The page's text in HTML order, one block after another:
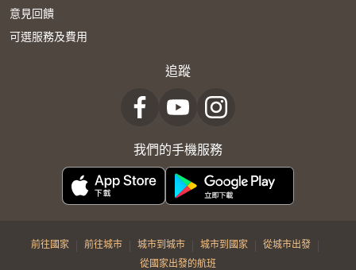
意見回饋
可選服務及費用
追蹤
我們的手機服務
前往國家 | 前往城市 | 城市到城市 | 城市到國家 | 從城市出發 |
從國家出發的航班